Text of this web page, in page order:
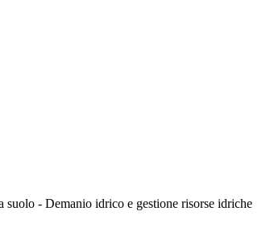
suolo - Demanio idrico e gestione risorse idriche